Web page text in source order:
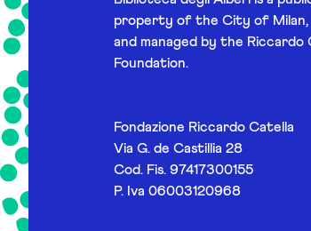
property of the City of Milan,
and managed by the Riccardo
Foundation.
Fondazione Riccardo Catella
Via G. de Castillia 28
Cod. Fis. 97417300155
P. Iva 06003120968